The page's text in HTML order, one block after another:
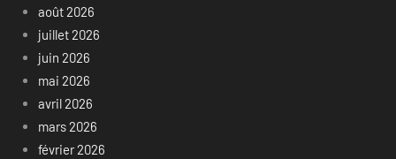
août 2026
juillet 2026
juin 2026
mai 2026
avril 2026
mars 2026
février 2026